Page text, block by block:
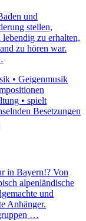
und
stellen,
zu erhalten,
zu hören war.
• Geigenmusik
• spielt
Besetzungen
in Bayern!? Von
alpenländische
und
Anhänger.
…